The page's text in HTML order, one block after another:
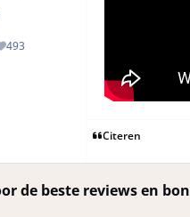
493
Reputation
Citeren
de beste reviews en